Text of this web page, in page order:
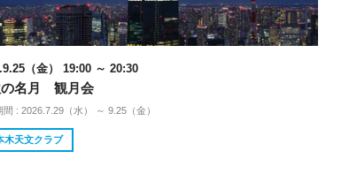
（金） 19:00 ～ 20:30
の名月 観月会
間 : 2026.7.29（水） ～ 9.25（金）
木天文クラブ